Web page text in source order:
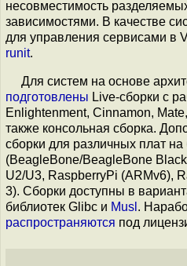
несовместимость
зависимостями. В качестве
для управления сервисами в
runit.
Для систем на основе
подготовлены Live-сборки с
Enlightenment, Cinnamon,
также консольная сборка.
сборки для различных плат на
(BeagleBone/BeagleBone
U2/U3, RaspberryPi (ARMv6),
3). Сборки доступны в
библиотек Glibc и Musl .
распространяются под